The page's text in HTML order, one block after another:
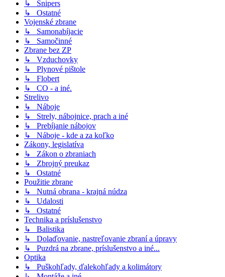
↳ Snipers
↳ Ostatné
Vojenské zbrane
↳ Samonabíjacie
↳ Samočinné
Zbrane bez ZP
↳ Vzduchovky
↳ Plynové pištole
↳ Flobert
↳ CO - a iné.
Strelivo
↳ Náboje
↳ Strely, nábojnice, prach a iné
↳ Prebíjanie nábojov
↳ Náboje - kde a za koľko
Zákony, legislatíva
↳ Zákon o zbraniach
↳ Zbrojný preukaz
↳ Ostatné
Použitie zbrane
↳ Nutná obrana - krajná núdza
↳ Udalosti
↳ Ostatné
Technika a príslušenstvo
↳ Balistika
↳ Dolaďovanie, nastreľovanie zbraní a úpravy
↳ Puzdrá na zbrane, príslušenstvo a iné...
Optika
↳ Puškohľady, ďalekohľady a kolimátory